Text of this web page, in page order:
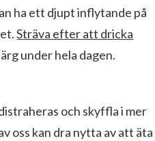
ha ett djupt inflytande på
Sträva efter att dricka
under hela dagen.
och skyffla i mer
oss kan dra nytta av att äta